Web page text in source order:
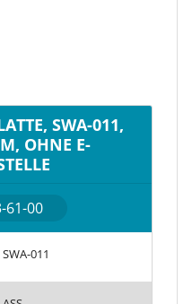
SWA-011,
OHNE E-
61-00
SWA-011